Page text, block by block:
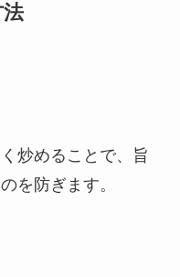
炒めることで、旨
を防ぎます。